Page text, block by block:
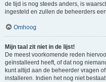
de tijd is nog steeds anders, is
ingesteld en zullen de beheerders
Omhoog
Mijn taal zit niet in de lijst!
De meest voorkomende reden
geïnstalleerd heeft, of dat nog
kunt altijd aan de beheerder vragen
installeren. Indien het nog niet